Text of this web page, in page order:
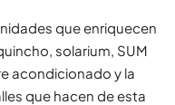
que enriquecen
solarium, SUM
acondicionado y la
que hacen de esta